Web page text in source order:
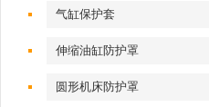
气缸保护套
伸缩油缸防护罩
圆形机床防护罩